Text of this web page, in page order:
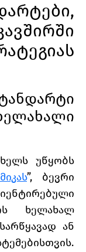
უწყობს
”, ბევრი
ხელახალ
ან